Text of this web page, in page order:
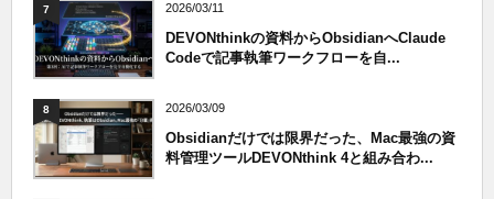
7 2026/03/11
DEVONthinkの資料からObsidianへClaude
Codeで記事執筆ワークフローを自...
8 2026/03/09
Obsidianだけでは限界だった、Mac最強の資
料管理ツールDEVONthink 4と組み合わ...